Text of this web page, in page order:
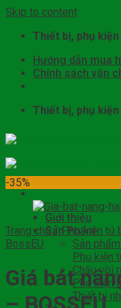
Skip to content
Thiết bị, phụ
Hướng dẫn mua
Chính sách vận
Thiết bị, phụ
Giới thiệu
Sản Phẩm
Sản
Phụ kiện
Chậu vòi
Phụ kiện
Thiết bị
-35%
Trang chủ / Phụ kiện tủ
BossEU
Giá bát